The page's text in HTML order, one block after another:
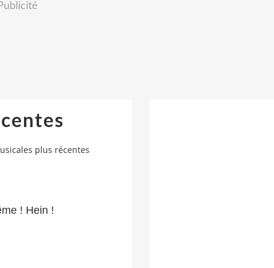
plus récentes
! Hein !